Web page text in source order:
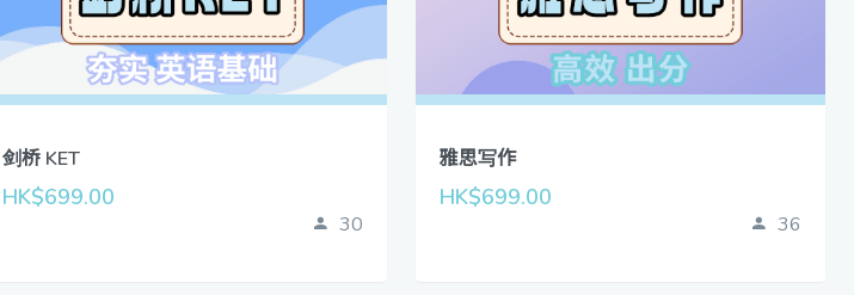
剑桥 KET
HK$699.00
30
雅思写作
HK$699.00
36